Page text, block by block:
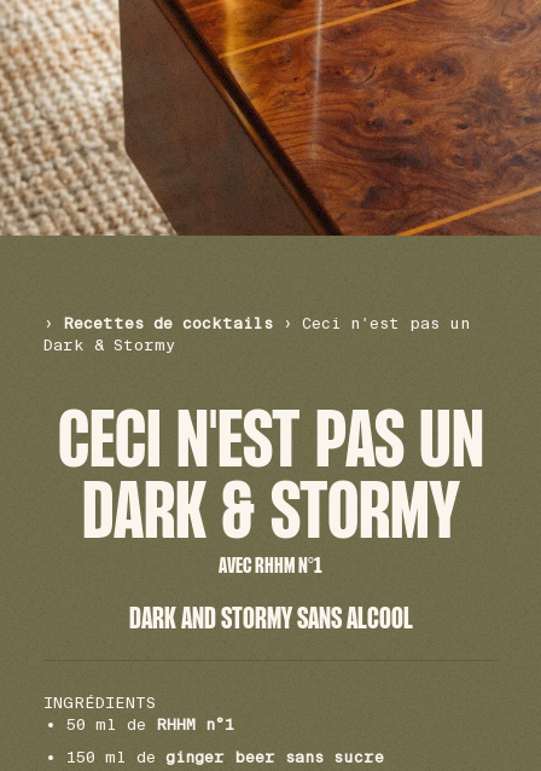
› Recettes de cocktails › Ceci n'est pas un
Dark & Stormy
CECI N'EST PAS UN
DARK & STORMY
AVEC RHHM N°1
DARK AND STORMY SANS ALCOOL
INGRÉDIENTS
50 ml de RHHM n°1
150 ml deginger beer sans sucre